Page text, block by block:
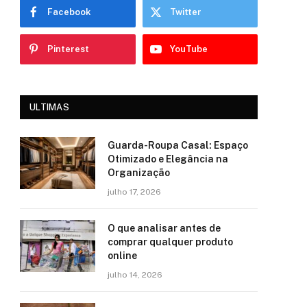
Facebook Twitter
Pinterest YouTube
ULTIMAS
Guarda-Roupa Casal: Espaço
Otimizado e Elegância na
Organização
julho 17, 2026
O que analisar antes de
comprar qualquer produto
online
julho 14, 2026